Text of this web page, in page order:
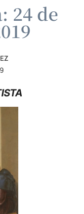
24 de